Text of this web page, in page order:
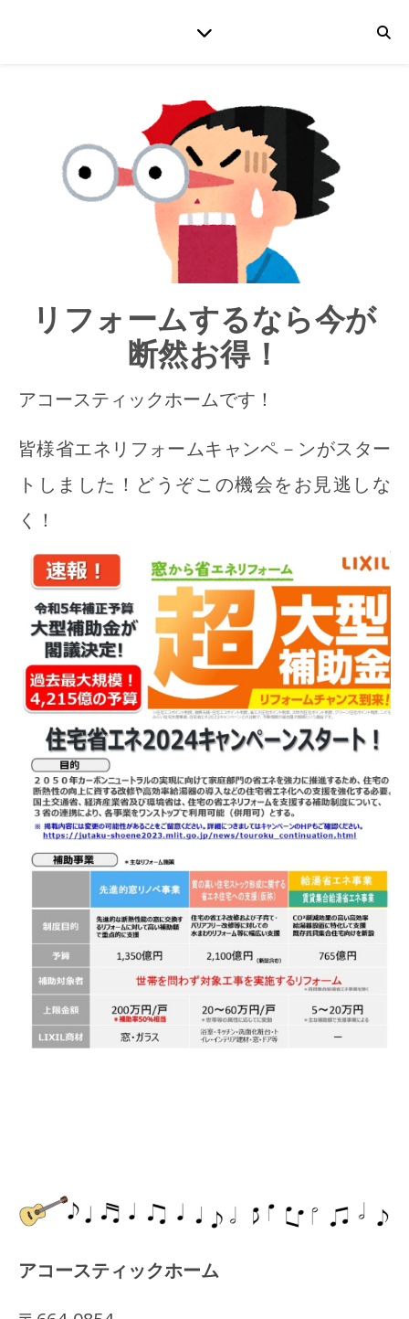
リフォームするなら今が
断然お得！
アコースティックホームです！
皆様省エネリフォームキャンペ－ンがスター
トしました！どうぞこの機会をお見逃しな
く！
アコースティックホーム